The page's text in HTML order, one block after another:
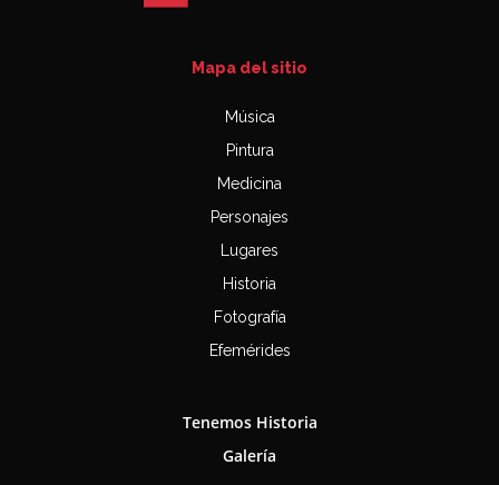
Mapa del sitio
Música
Pintura
Medicina
Personajes
Lugares
Historia
Fotografía
Efemérides
Tenemos Historia
Galería